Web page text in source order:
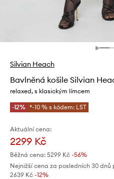
Silvian Heach
Bavlněná košile Silvian
relaxed, s klasickým límcem
-12% *-10 % s kódem: LST
Aktuální cena:
2299 Kč
Běžná cena: 5299 Kč -56%
Nejnižší cena za posledních 30
2639 Kč -12%